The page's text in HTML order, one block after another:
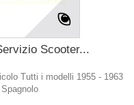
Scooter...
Tutti i modelli 1955 - 1963